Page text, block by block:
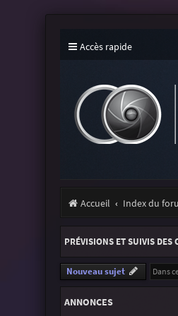
Accès rapide
Accueil Index du
PRÉVISIONS ET SUIVIS DES
Nouveau sujet
ANNONCES